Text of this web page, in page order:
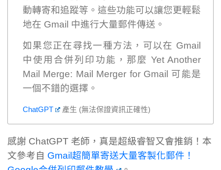
動轉寄和追蹤等。這些功能可以讓您更輕鬆
地在 Gmail 中進行大量郵件傳送。
如果您正在尋找一種方法，可以在 Gmail
中使用合併列印功能，那麼 Yet Another
Mail Merge: Mail Merger for Gmail 可能是
一個不錯的選擇。
ChatGPT 產生 (無法保證資訊正確性)
感謝 ChatGPT 老師，真是超級睿智又會推銷！本
文參考自 Gmail超簡單寄送大量客製化郵件！